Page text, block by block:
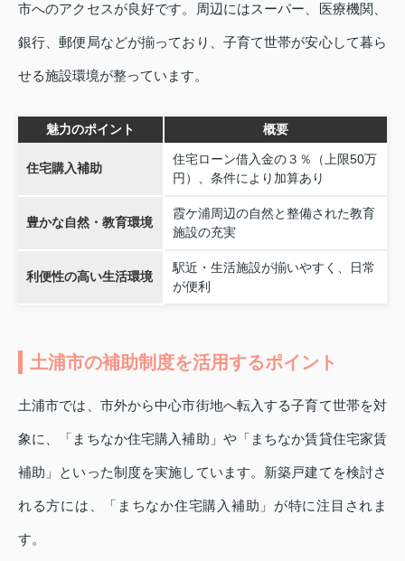
市へのアクセスが良好です。周辺にはスーパー、医療機関、
銀行、郵便局などが揃っており、子育て世帯が安心して暮ら
せる施設環境が整っています。
魅力のポイント 概要
住宅購入補助
住宅ローン借入金の３％（上限50万
円）、条件により加算あり
豊かな自然・教育環境
霞ケ浦周辺の自然と整備された教育
施設の充実
利便性の高い生活環境
駅近・生活施設が揃いやすく、日常
が便利
土浦市の補助制度を活用するポイント
土浦市では、市外から中心市街地へ転入する子育て世帯を対
象に、「まちなか住宅購入補助」や「まちなか賃貸住宅家賃
補助」といった制度を実施しています。新築戸建てを検討さ
れる方には、「まちなか住宅購入補助」が特に注目されま
す。